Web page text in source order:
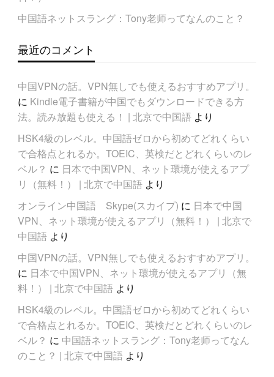
中国語ネットスラング：Tony老师ってなんのこと？
最近のコメント
中国VPNの話。VPN無しでも使えるおすすめアプリ。
に Kindle電子書籍が中国でもダウンロードできる方
法。読み放題も使える！ | 北京で中国語より
HSK4級のレベル。中国語ゼロから初めてどれくらい
で合格点とれるか。TOEIC、英検だとどれくらいのレ
ベル？ に 日本で中国VPN、ネット環境が使えるアプ
リ（無料！） | 北京で中国語より
オンライン中国語 Skype(スカイプ) に 日本で中国
VPN、ネット環境が使えるアプリ（無料！） | 北京で
中国語より
中国VPNの話。VPN無しでも使えるおすすめアプリ。
に 日本で中国VPN、ネット環境が使えるアプリ（無
料！） | 北京で中国語より
HSK4級のレベル。中国語ゼロから初めてどれくらい
で合格点とれるか。TOEIC、英検だとどれくらいのレ
ベル？ に 中国語ネットスラング：Tony老师ってなん
のこと？ | 北京で中国語より